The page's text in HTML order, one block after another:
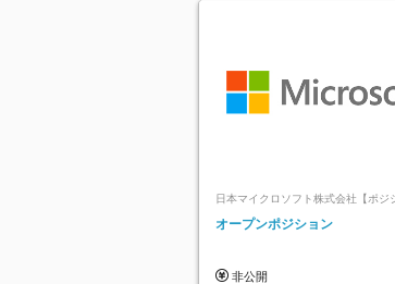
日本マイクロソフト株式会社【ポジ
ッチ登録】
オープンポジション
非公開